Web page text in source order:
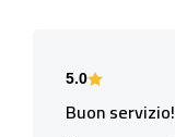
5.0
Buon servizio!